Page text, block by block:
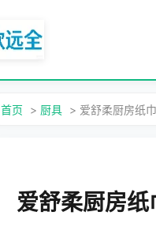
首页 > 厨具 > 爱舒柔厨房纸
爱舒柔厨房纸